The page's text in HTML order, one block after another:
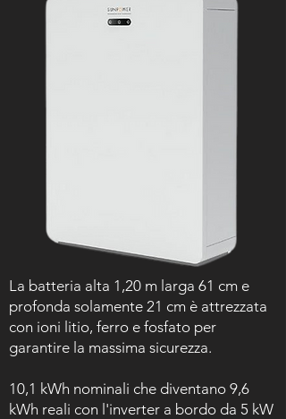
La batteria alta 1,20 m larga 61 cm e
profonda solamente 21 cm è attrezzata
con ioni litio, ferro e fosfato per
garantire la massima sicurezza.
10,1 kWh nominali che diventano 9,6
kWh reali con l'inverter a bordo da 5 kW